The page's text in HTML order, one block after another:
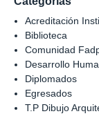
Acreditación
Biblioteca
Comunidad
Desarrollo
Diplomados
Egresados
T.P Dibujo